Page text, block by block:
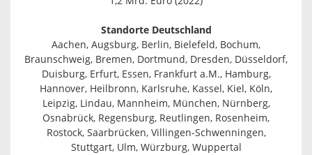
Standorte Deutschland
Aachen, Augsburg, Berlin, Bielefeld, Bochum,
Braunschweig, Bremen, Dortmund, Dresden, Düsseldorf,
Duisburg, Erfurt, Essen, Frankfurt a.M., Hamburg,
Hannover, Heilbronn, Karlsruhe, Kassel, Kiel, Köln,
Leipzig, Lindau, Mannheim, München, Nürnberg,
Osnabrück, Regensburg, Reutlingen, Rosenheim,
Rostock, Saarbrücken, Villingen-Schwenningen,
Stuttgart, Ulm, Würzburg, Wuppertal